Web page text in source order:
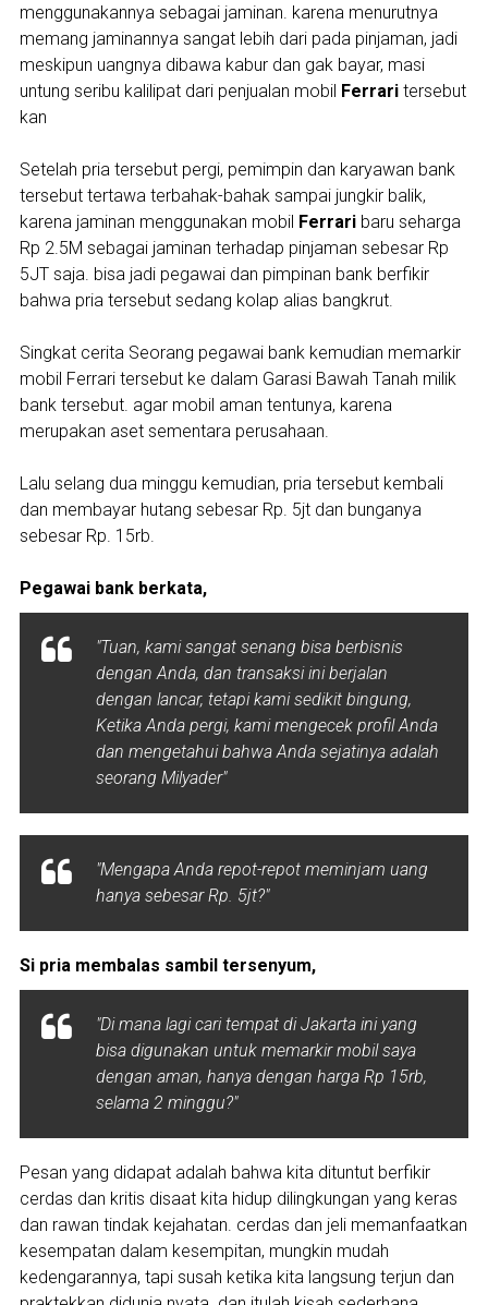
menggunakannya sebagai jaminan. karena menurutnya
memang jaminannya sangat lebih dari pada pinjaman, jadi
meskipun uangnya dibawa kabur dan gak bayar, masi
untung seribu kalilipat dari penjualan mobil Ferraritersebut
kan
Setelah pria tersebut pergi, pemimpin dan karyawan bank
tersebut tertawa terbahak-bahak sampai jungkir balik,
karena jaminan menggunakan mobil Ferraribaru seharga
Rp 2.5M sebagai jaminan terhadap pinjaman sebesar Rp
5JT saja. bisa jadi pegawai dan pimpinan bank berfikir
bahwa pria tersebut sedang kolap alias bangkrut.
Singkat cerita Seorang pegawai bank kemudian memarkir
mobil Ferrari tersebut ke dalam Garasi Bawah Tanah milik
bank tersebut. agar mobil aman tentunya, karena
merupakan aset sementara perusahaan.
Lalu selang dua minggu kemudian, pria tersebut kembali
dan membayar hutang sebesar Rp. 5jt dan bunganya
sebesar Rp. 15rb.
Pegawai bank berkata,
"Tuan, kami sangat senang bisa berbisnis
dengan Anda, dan transaksi ini berjalan
dengan lancar, tetapi kami sedikit bingung,
Ketika Anda pergi, kami mengecek profil Anda
dan mengetahui bahwa Anda sejatinya adalah
seorang Milyader"
"Mengapa Anda repot-repot meminjam uang
hanya sebesar Rp. 5jt?"
Si pria membalas sambil tersenyum,
"Di mana lagi cari tempat di Jakarta ini yang
bisa digunakan untuk memarkir mobil saya
dengan aman, hanya dengan harga Rp 15rb,
selama 2 minggu?"
Pesan yang didapat adalah bahwa kita dituntut berfikir
cerdas dan kritis disaat kita hidup dilingkungan yang keras
dan rawan tindak kejahatan. cerdas dan jeli memanfaatkan
kesempatan dalam kesempitan, mungkin mudah
kedengarannya, tapi susah ketika kita langsung terjun dan